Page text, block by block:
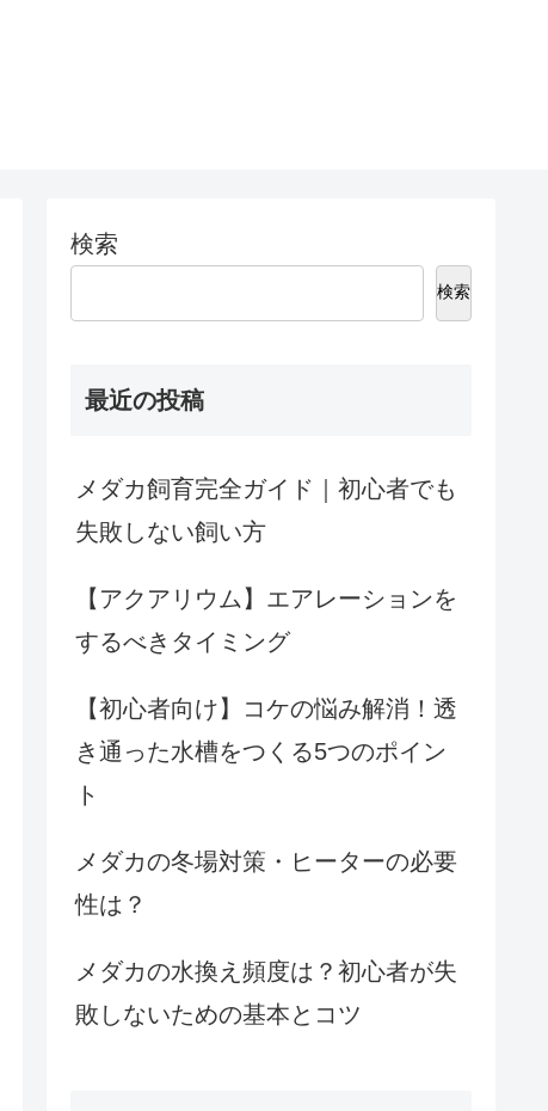
検索
検索
最近の投稿
メダカ飼育完全ガイド｜初心者でも
失敗しない飼い方
【アクアリウム】エアレーションを
するべきタイミング
【初心者向け】コケの悩み解消！透
き通った水槽をつくる5つのポイン
ト
メダカの冬場対策・ヒーターの必要
性は？
メダカの水換え頻度は？初心者が失
敗しないための基本とコツ